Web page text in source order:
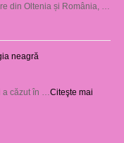
din Oltenia și România, …
neagră
căzut în … Citeşte mai